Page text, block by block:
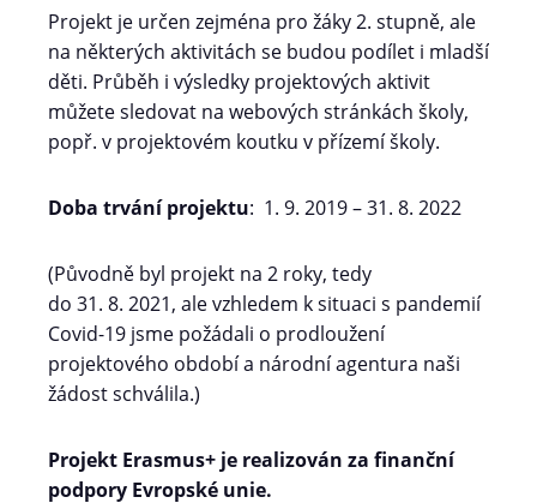
Projekt je určen zejména pro žáky 2. stupně, ale
na některých aktivitách se budou podílet i mladší
děti. Průběh i výsledky projektových aktivit
můžete sledovat na webových stránkách školy,
popř. v projektovém koutku v přízemí školy.
Doba trvání projektu: 1. 9. 2019 – 31. 8. 2022
(Původně byl projekt na 2 roky, tedy
do 31. 8. 2021, ale vzhledem k situaci s pandemií
Covid-19 jsme požádali o prodloužení
projektového období a národní agentura naši
žádost schválila.)
Projekt Erasmus+ je realizován za finanční
podpory Evropské unie.